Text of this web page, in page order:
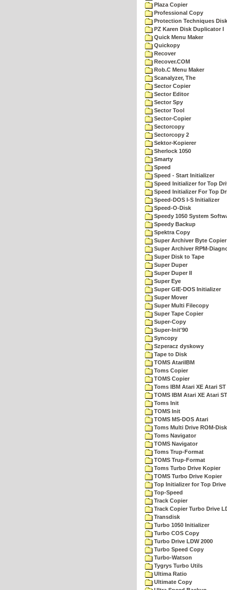
Plaza Copier
Professional Copy
Protection Techniques
PZ Karen Disk Duplicator I
Quick Menu Maker
Quickopy
Recover
Recover.COM
Rob.C Menu Maker
Scanalyzer, The
Sector Copier
Sector Editor
Sector Spy
Sector Tool
Sector-Copier
Sectorcopy
Sectorcopy 2
Sektor-Kopierer
Sherlock 1050
Smarty
Speed
Speed - Start Initializer
Speed Initializer for Top
Speed Initializer For Top
Speed-DOS I-S Initializer
Speed-O-Disk
Speedy 1050 System
Speedy Backup
Spektra Copy
Super Archiver Byte Copier
Super Archiver RPM-
Super Disk to Tape
Super Duper
Super Duper II
Super Eye
Super GIE-DOS Initializer
Super Mover
Super Multi Filecopy
Super Tape Copier
Super-Copy
Super-Init'90
Syncopy
Szperacz dyskowy
Tape to Disk
TOMS AtariIBM
Toms Copier
TOMS Copier
Toms IBM Atari XE Atari ST
TOMS IBM Atari XE Atari ST
Toms Init
TOMS Init
TOMS MS-DOS Atari
Toms Multi Drive ROM-
Toms Navigator
TOMS Navigator
Toms Trup-Format
TOMS Trup-Format
Toms Turbo Drive Kopier
TOMS Turbo Drive Kopier
Top Initializer for Top Drive
Top-Speed
Track Copier
Track Copier Turbo Drive
Transdisk
Turbo 1050 Initializer
Turbo COS Copy
Turbo Drive LDW 2000
Turbo Speed Copy
Turbo-Watson
Tygrys Turbo Utils
Ultima Ratio
Ultimate Copy